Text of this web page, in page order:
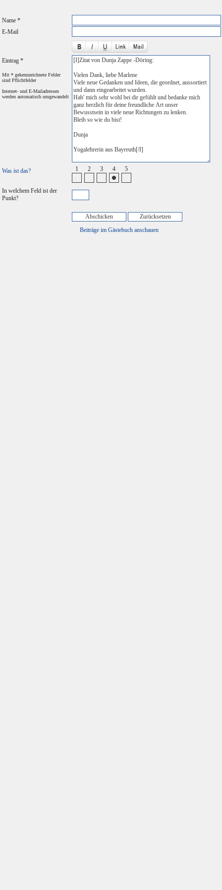
Name *
E-Mail
Eintrag *
Mit * gekennzeichnete Felder
sind Pflichtfelder
Internet- und E-Mailadressen
werden automatisch umgewandelt
Was ist das? 1 2 3 4 5
In welchem Feld ist der
Punkt?
Beiträge im Gästebuch anschauen